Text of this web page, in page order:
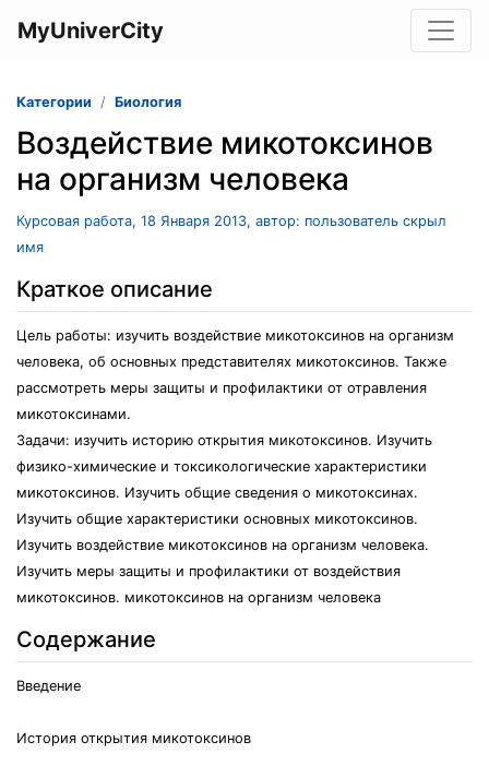
MyUniverCity
Категории Биология
Воздействие микотоксинов
на организм человека
Курсовая работа, 18 Января 2013, автор: пользователь скрыл
имя
Краткое описание
Цель работы: изучить воздействие микотоксинов на организм
человека, об основных представителях микотоксинов. Также
рассмотреть меры защиты и профилактики от отравления
микотоксинами.
Задачи: изучить историю открытия микотоксинов. Изучить
физико-химические и токсикологические характеристики
микотоксинов. Изучить общие сведения о микотоксинах.
Изучить общие характеристики основных микотоксинов.
Изучить воздействие микотоксинов на организм человека.
Изучить меры защиты и профилактики от воздействия
микотоксинов. микотоксинов на организм человека
Содержание
Введение
История открытия микотоксинов